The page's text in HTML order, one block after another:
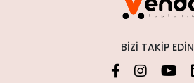
BIZI TAKIP EDIN